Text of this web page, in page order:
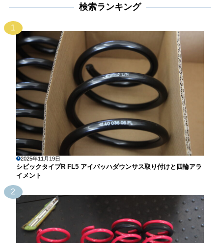
検索ランキング
1
2025年11月19日
シビックタイプR FL5 アイバッハダウンサス取り付けと四輪アラ
イメント
2